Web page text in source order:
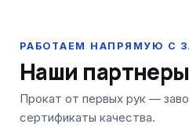
Наши партнеры